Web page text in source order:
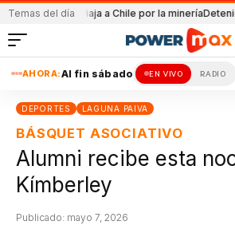
Temas del día
YPFPullaro viaja a Chile por la mineríaDetenida
AHORA:Al fin sábado EN VIVO RADIO
DEPORTES LAGUNA PAIVA
BÁSQUET ASOCIATIVO
Alumni recibe esta
Kímberley
Publicado: mayo 7, 2026